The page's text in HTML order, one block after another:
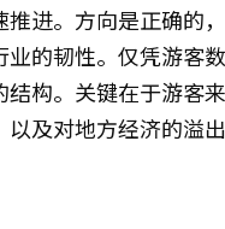
推进。方向是正确的
业的韧性。仅凭游客
构。关键在于游客来
及对地方经济的溢出